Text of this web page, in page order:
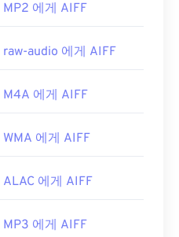
aif-aifc-files-
MP2 에게 AIFF
raw-audio 에게 AIFF
M4A 에게 AIFF
WMA 에게 AIFF
ALAC 에게 AIFF
MP3 에게 AIFF